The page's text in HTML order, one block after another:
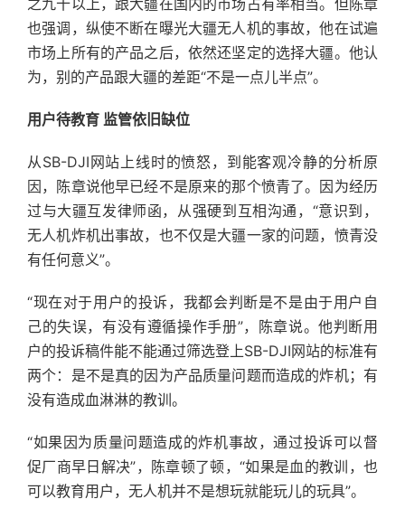
之九十以上，跟大疆在国内的市场占有率相当。但陈章
也强调，纵使不断在曝光大疆无人机的事故，他在试遍
市场上所有的产品之后，依然还坚定的选择大疆。他认
为，别的产品跟大疆的差距“不是一点儿半点”。
用户待教育 监管依旧缺位
从SB-DJI网站上线时的愤怒，到能客观冷静的分析原
因，陈章说他早已经不是原来的那个愤青了。因为经历
过与大疆互发律师函，从强硬到互相沟通，“意识到，
无人机炸机出事故，也不仅是大疆一家的问题，愤青没
有任何意义”。
“现在对于用户的投诉，我都会判断是不是由于用户自
己的失误，有没有遵循操作手册”，陈章说。他判断用
户的投诉稿件能不能通过筛选登上SB-DJI网站的标准有
两个：是不是真的因为产品质量问题而造成的炸机；有
没有造成血淋淋的教训。
“如果因为质量问题造成的炸机事故，通过投诉可以督
促厂商早日解决”，陈章顿了顿，“如果是血的教训，也
可以教育用户，无人机并不是想玩就能玩儿的玩具”。